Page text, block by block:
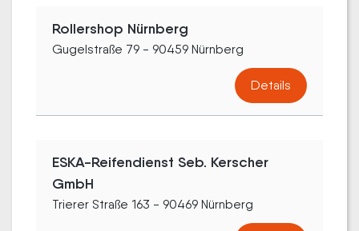
Rollershop Nürnberg
Gugelstraße 79 - 90459 Nürnberg
Details
ESKA-Reifendienst Seb. Kerscher
GmbH
Trierer Straße 163 - 90469 Nürnberg